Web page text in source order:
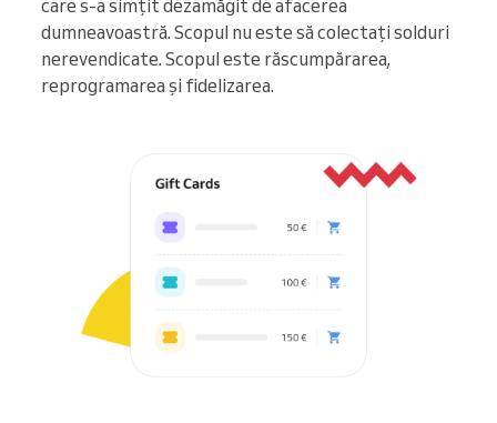
care s-a simțit dezamăgit de afacerea
dumneavoastră. Scopul nu este să colectați solduri
nerevendicate. Scopul este răscumpărarea,
reprogramarea și fidelizarea.